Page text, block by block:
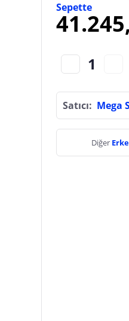
Sepette
Satıcı: Mega
Diğer